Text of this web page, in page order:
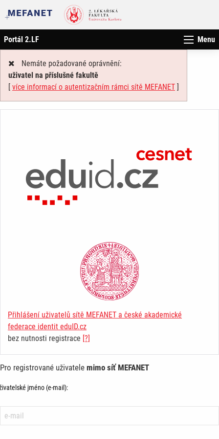
Portál 2.LF Menu
Nemáte požadované oprávnění:
uživatel na příslušné fakultě
[ více informací o autentizačním rámci sítě MEFANET ]
Přihlášení uživatelů sítě MEFANET a české akademické
federace identit eduID.cz
bez nutnosti registrace [?]
Pro registrované uživatele mimo síť MEFANET
jméno (e-mail):